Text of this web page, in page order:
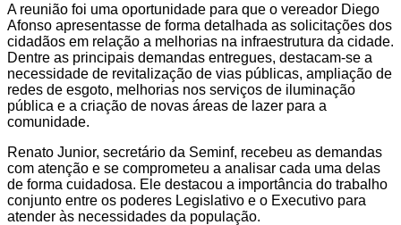
A reunião foi uma oportunidade para que o vereador Diego
Afonso apresentasse de forma detalhada as solicitações dos
cidadãos em relação a melhorias na infraestrutura da cidade.
Dentre as principais demandas entregues, destacam-se a
necessidade de revitalização de vias públicas, ampliação de
redes de esgoto, melhorias nos serviços de iluminação
pública e a criação de novas áreas de lazer para a
comunidade.
Renato Junior, secretário da Seminf, recebeu as demandas
com atenção e se comprometeu a analisar cada uma delas
de forma cuidadosa. Ele destacou a importância do trabalho
conjunto entre os poderes Legislativo e o Executivo para
atender às necessidades da população.